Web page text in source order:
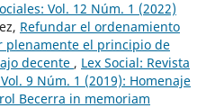
Vol. 12 Núm. 1 (2022)
Refundar el ordenamiento
el principio de
decente , Lex Social: Revista
9 Núm. 1 (2019): Homenaje
Becerra in memoriam